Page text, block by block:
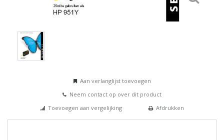
Aan verlanglijst toevoegen
Neem contact op over dit product
Toevoegen aan vergelijking
Afdrukken